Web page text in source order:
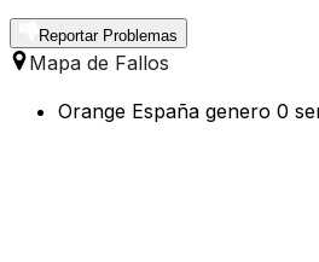
Reportar Problemas
Mapa de Fallos
Orange España genero 0